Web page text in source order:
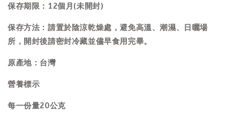
保存期限：12個月(未開封)
保存方法：請置於陰涼乾燥處，避免高溫、潮濕、日曬場
所，開封後請密封冷藏並儘早食用完畢。
原產地：台灣
營養標示
每一份量20公克